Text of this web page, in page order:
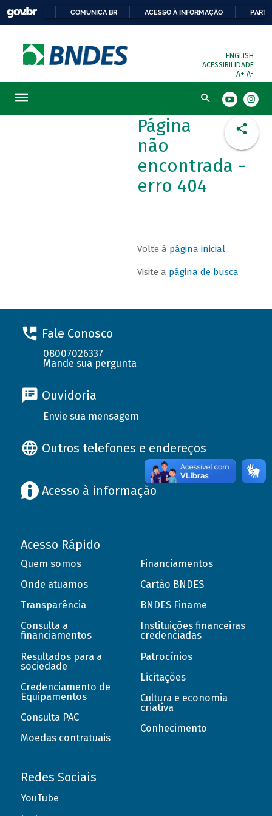
COMUNICA BR ACESSO À INFORMAÇÃO
ENGLISH
ACESSIBILIDADE
A+ A-
Busca
Página
não
encontrada -
erro 404
Volte à página inicial
Visite a página de busca
Fale Conosco
08007026337
Mande sua pergunta
Ouvidoria
Envie sua mensagem
Outros telefones e endereços
Acesso à informação
Acesso Rápido
Quem somos
Onde atuamos
Transparência
Consulta a
financiamentos
Resultados para a
sociedade
Credenciamento de
Equipamentos
Consulta PAC
Moedas contratuais
Financiamentos
Cartão BNDES
BNDES Finame
Instituições financeiras
credenciadas
Patrocínios
Licitações
Cultura e economia
criativa
Conhecimento
Redes Sociais
YouTube